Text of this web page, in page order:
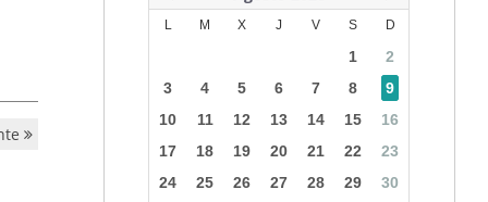
L M X J V S D
1
2
3
4 5 6 7 8
9
10
11 12 13 14 15
16
17
18 19 20 21 22
23
24
25 26 27 28 29
30